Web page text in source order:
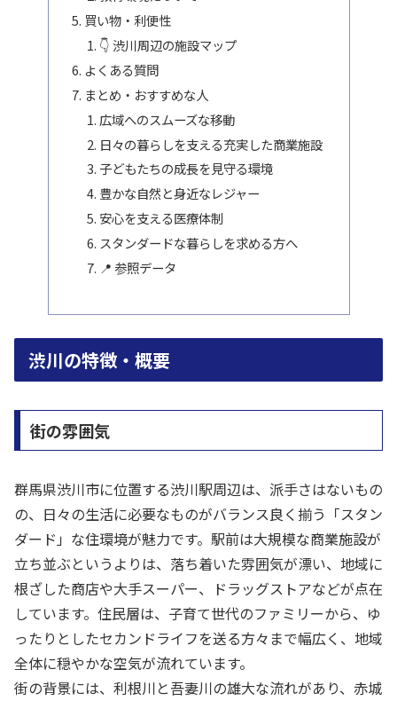
買い物・利便性
👇 渋川周辺の施設マップ
よくある質問
まとめ・おすすめな人
広域へのスムーズな移動
日々の暮らしを支える充実した商業施設
子どもたちの成長を見守る環境
豊かな自然と身近なレジャー
安心を支える医療体制
スタンダードな暮らしを求める方へ
📍 参照データ
渋川の特徴・概要
街の雰囲気
群馬県渋川市に位置する渋川駅周辺は、派手さはないもの
の、日々の生活に必要なものがバランス良く揃う「スタン
ダード」な住環境が魅力です。駅前は大規模な商業施設が
立ち並ぶというよりは、落ち着いた雰囲気が漂い、地域に
根ざした商店や大手スーパー、ドラッグストアなどが点在
しています。住民層は、子育て世代のファミリーから、ゆ
ったりとしたセカンドライフを送る方々まで幅広く、地域
全体に穏やかな空気が流れています。
街の背景には、利根川と吾妻川の雄大な流れがあり、赤城